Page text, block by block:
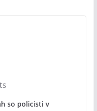
so policisti v